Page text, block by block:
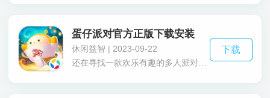
蛋仔派对官方正版下载安装
休闲益智 | 2023-09-22
还在寻找一款欢乐有趣的多人派对游戏?那不妨来试一试蛋仔派对官方正版下载安装这款有着丰富游戏玩法的多人手游吧，在蛋仔派对官方正版下载安装这款网易开发打造的派对娱乐游戏中，游戏中玩家可以同自己的朋友一起进行组队游玩，体验经典的多人大闯关模式，不断完成各项挑战并成功站到最后获得冠军!
下载